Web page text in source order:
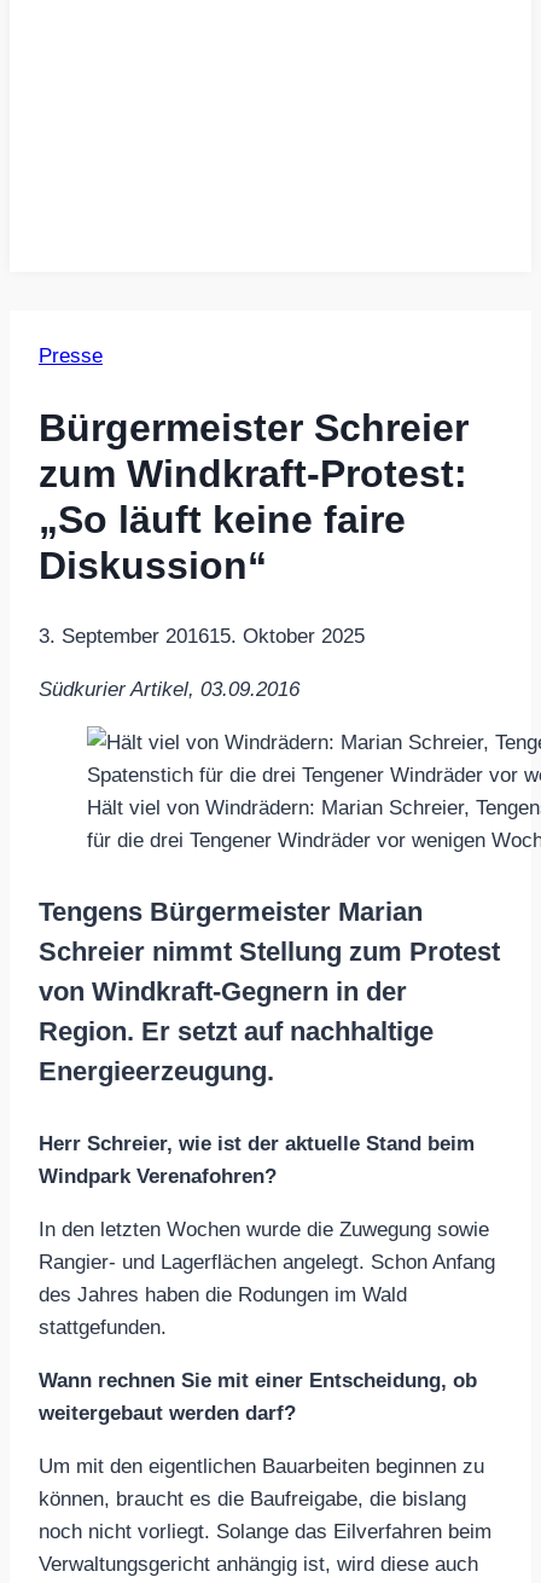
Presse
Bürgermeister Schreier
zum Windkraft-Protest:
„So läuft keine faire
Diskussion“
3. September 201615. Oktober 2025
Südkurier Artikel, 03.09.2016
Hält viel von Windrädern: Marian Schreier,
für die drei Tengener Windräder vor wenigen
Tengens Bürgermeister Marian
Schreier nimmt Stellung zum Protest
von Windkraft-Gegnern in der
Region. Er setzt auf nachhaltige
Energieerzeugung.
Herr Schreier, wie ist der aktuelle Stand beim
Windpark Verenafohren?
In den letzten Wochen wurde die Zuwegung sowie
Rangier- und Lagerflächen angelegt. Schon Anfang
des Jahres haben die Rodungen im Wald
stattgefunden.
Wann rechnen Sie mit einer Entscheidung, ob
weitergebaut werden darf?
Um mit den eigentlichen Bauarbeiten beginnen zu
können, braucht es die Baufreigabe, die bislang
noch nicht vorliegt. Solange das Eilverfahren beim
Verwaltungsgericht anhängig ist, wird diese auch